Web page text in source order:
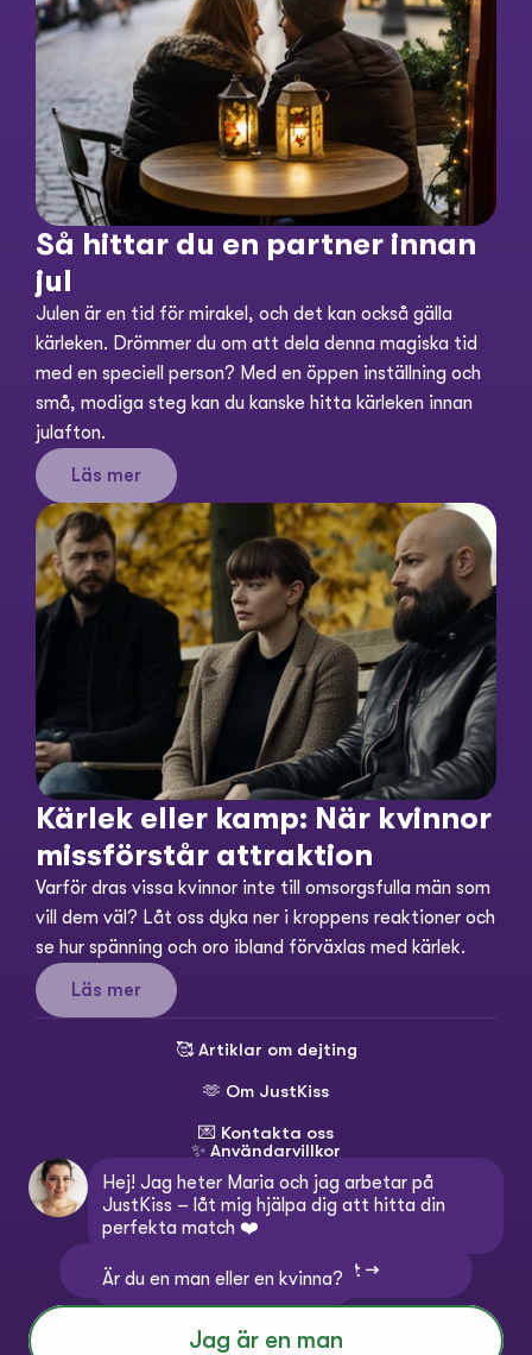
Så hittar du en partner innan
jul
Julen är en tid för mirakel, och det kan också gälla
kärleken. Drömmer du om att dela denna magiska tid
med en speciell person? Med en öppen inställning och
små, modiga steg kan du kanske hitta kärleken innan
julafton.
Läs mer
Kärlek eller kamp: När kvinnor
missförstår attraktion
Varför dras vissa kvinnor inte till omsorgsfulla män som
vill dem väl? Låt oss dyka ner i kroppens reaktioner och
se hur spänning och oro ibland förväxlas med kärlek.
Läs mer
🥰 Artiklar om dejting
🫶 Om JustKiss
💌 Kontakta oss
✨ Användarvillkor
💳 Köpvillkor
🔒 Integritetspolicy
💬 Kontakta kundtjänst →
Ändra språk:
Select Language
Hej! Jag heter Maria och jag arbetar på
JustKiss – låt mig hjälpa dig att hitta din
perfekta match ❤️
Är du en man eller en kvinna?
Jag är en man